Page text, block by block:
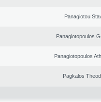
Panagiotou
Panagiotopoulos
Panagiotopoulos
Pagkalos